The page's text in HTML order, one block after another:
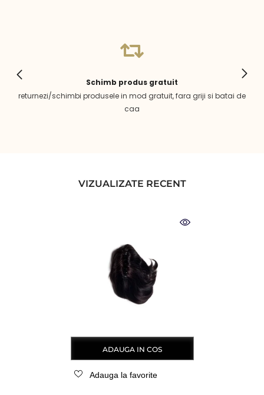
Schimb produs gratuit
returnezi/schimbi produsele in mod gratuit, fara griji si batai de
caa
VIZUALIZATE RECENT
ADAUGA IN COS
Adauga la favorite